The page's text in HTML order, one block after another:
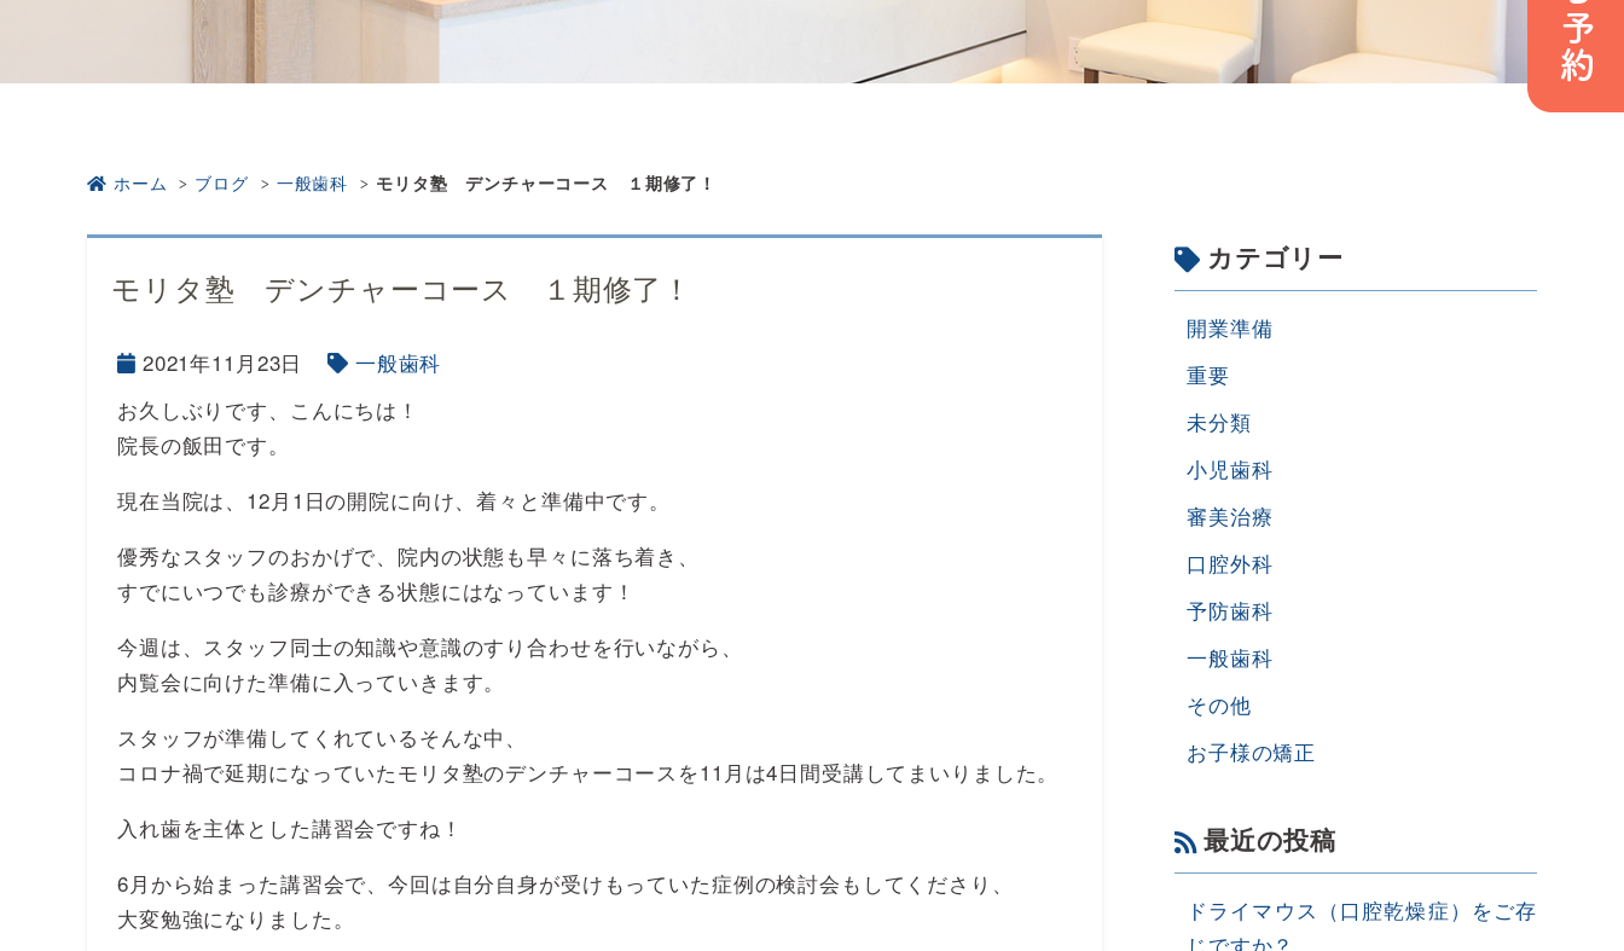
ホーム ブログ 一般歯科 モリタ塾 デンチャーコース １期修了！
モリタ塾 デンチャーコース １期修了！
2021年11月23日
一般歯科
お久しぶりです、こんにちは！
院長の飯田です。
現在当院は、12月1日の開院に向け、着々と準備中です。
優秀なスタッフのおかげで、院内の状態も早々に落ち着き、
すでにいつでも診療ができる状態にはなっています！
今週は、スタッフ同士の知識や意識のすり合わせを行いながら、
内覧会に向けた準備に入っていきます。
スタッフが準備してくれているそんな中、
コロナ禍で延期になっていたモリタ塾のデンチャーコースを11月は4日間受講してまいりました。
入れ歯を主体とした講習会ですね！
6月から始まった講習会で、今回は自分自身が受けもっていた症例の検討会もしてくださり、
大変勉強になりました。
カテゴリー
開業準備
重要
未分類
小児歯科
審美治療
口腔外科
予防歯科
一般歯科
その他
お子様の矯正
最近の投稿
ドライマウス（口腔乾燥症）をご存
じですか？